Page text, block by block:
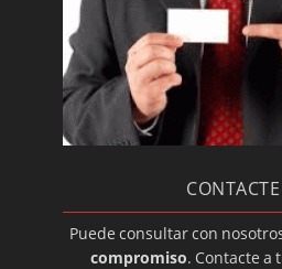
Puede consultar con
compromiso. Contacte a